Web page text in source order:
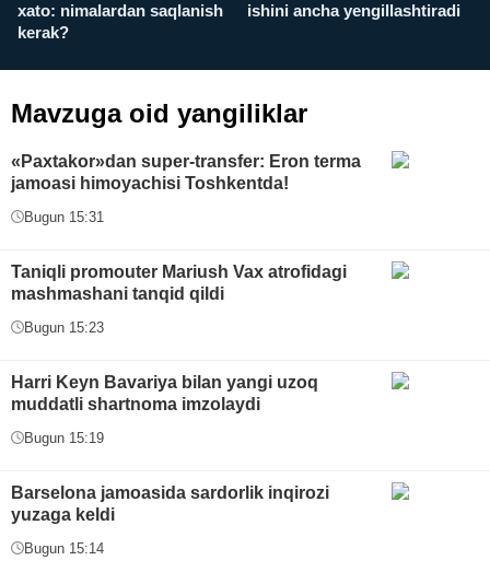
xato: nimalardan saqlanish
kerak?
ishini ancha yengillashtiradi
Mavzuga oid yangiliklar
«Paxtakor»dan super-transfer: Eron terma
jamoasi himoyachisi Toshkentda!
Bugun 15:31
Taniqli promouter Mariush Vax atrofidagi
mashmashani tanqid qildi
Bugun 15:23
Harri Keyn Bavariya bilan yangi uzoq
muddatli shartnoma imzolaydi
Bugun 15:19
Barselona jamoasida sardorlik inqirozi
yuzaga keldi
Bugun 15:14